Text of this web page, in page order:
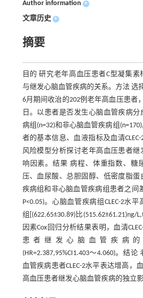
Author information +
文章历史 +
摘要
目的 研究老年高血压患者C型凝集素
与继发心脑血管疾病的关系。方法 选
6月期间收治的202例老年高血压患者
日。以患者是否发生心脑血管疾病
病组(n=32)和非心脑血管疾病组
者的基本信息、血液指标及血清CLEC-
风险模型分析探讨老年高血压患者继
响因素。结果 病程、体重指数、糖
压、血尿酸、总胆固醇、低密度脂蛋
疾病组和非心脑血管疾病组患者之间
P<0.05)。心脑血管疾病组CLEC-2水
组[(622.65±30.89)比(515.62±61.21)ng/
因素Cox回归分析结果表明，血清
患者继发心脑血管疾病
(HR=2.387,95%CI1.403～4.060)。结
血管疾病患者CLEC-2水平表达增高，
高血压患者继发心脑血管疾病的独立